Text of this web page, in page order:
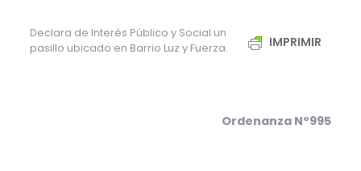
IMPRIMIR
Declara de Interés Público y Social un
pasillo ubicado en Barrio Luz y Fuerza.
Ordenanza Nº995